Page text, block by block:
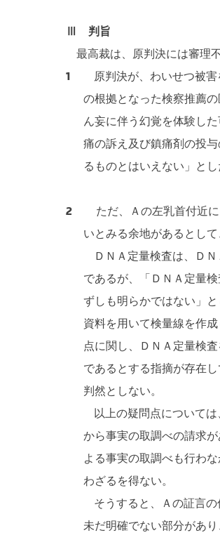
Ⅲ 判旨
最高裁は、原判決には審理
1原判決が、わいせつ被害を
の根拠となった検察推薦
ん妄に伴う幻覚を体験し
痛の訴え及び鎮痛剤の投
るものとはいえない」とし
2ただ、Ａの左乳首付近にＸ
いとみる余地があるとし
ＤＮＡ定量検査は、ＤＮ
であるが、「ＤＮＡ定量
ずしも明らかではない」
資料を用いて検量線を作
点に関し、ＤＮＡ定量検
であるとする指摘が存在
判然としない。
以上の疑問点については
から事実の取調べの請求
よる事実の取調べも行わ
わざるを得ない。
そうすると、Ａの証言の
未だ明確でない部分があ